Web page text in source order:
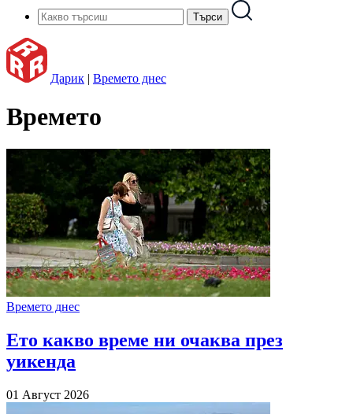
Дарик | Времето днес
Времето
Времето днес
Ето какво време ни очаква през
уикенда
01 Август 2026